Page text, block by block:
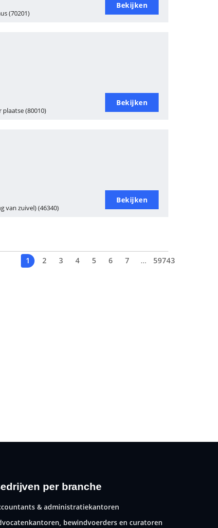
(70201)
Bekijken
(80010)
Bekijken
van zuivel) (46340)
Bekijken
1 2 3 4 5 6 7 ... 59743
per branche
& administratiekantoren
bewindvoerders en curatoren